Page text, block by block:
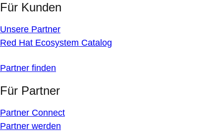
Für Kunden
Unsere Partner
Red Hat Ecosystem Catalog
Partner finden
Für Partner
Partner Connect
Partner werden